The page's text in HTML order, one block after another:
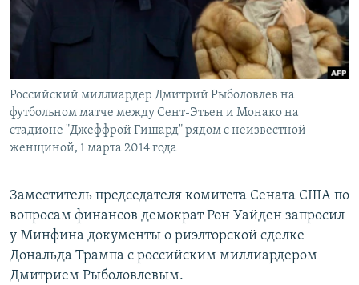
Российский миллиардер Дмитрий Рыболовлев на
футбольном матче между Сент-Этьен и Монако на
стадионе "Джеффрой Гишард" рядом с неизвестной
женщиной, 1 марта 2014 года
Заместитель председателя комитета Сената США по
вопросам финансов демократ Рон Уайден запросил
у Минфина документы о риэлторской сделке
Дональда Трампа с российским миллиардером
Дмитрием Рыболовлевым.